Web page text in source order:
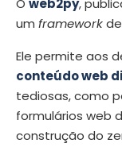
O web2py,
um framework
Ele permite aos
conteúdo web
tediosas, como
formulários web
construção do